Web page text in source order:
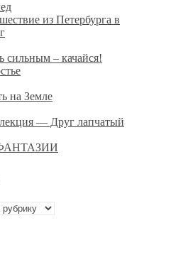
из Петербурга в
сильным – качайся!
на Земле
— Друг лапчатый